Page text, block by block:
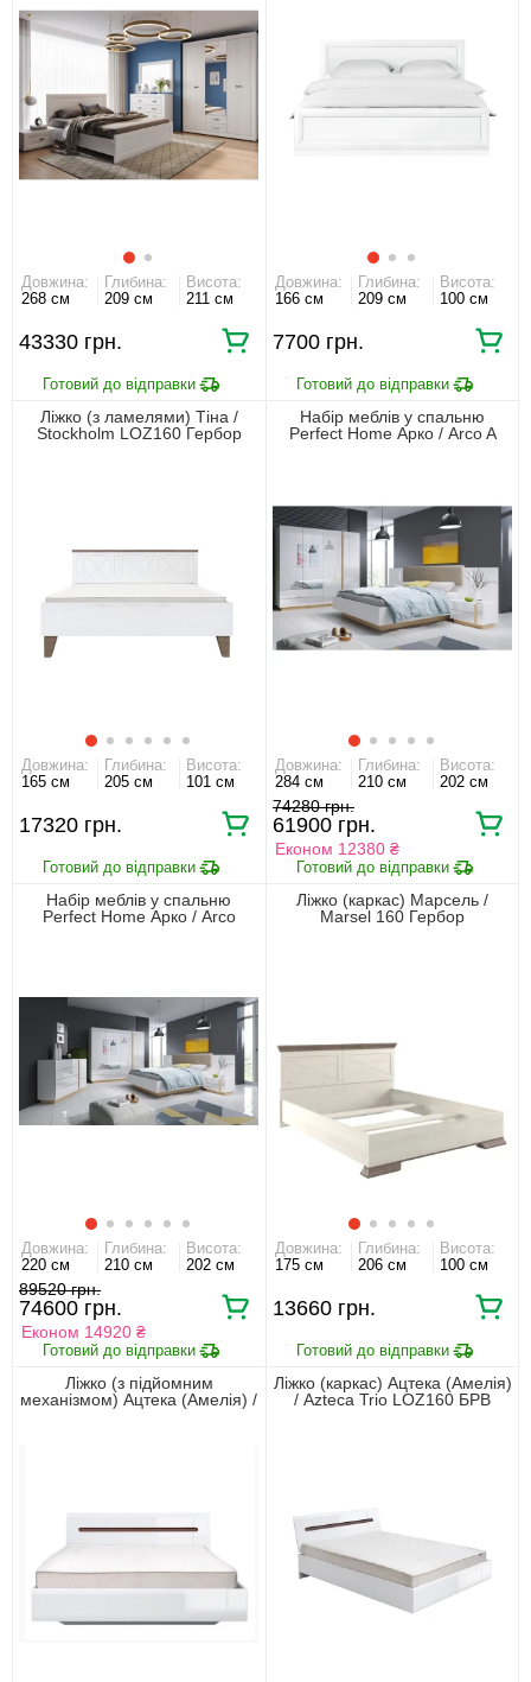
Довжина:
268 см
Глибина:
209 см
Висота:
211 см
43330 грн.
Довжина:
166 см
Глибина:
209 см
Висота:
100 см
7700 грн.
Ліжко (з ламелями) Тіна /
Stockholm LOZ160 Гербор
Довжина:
165 см
Глибина:
205 см
Висота:
101 см
17320 грн.
Набір меблів у спальню
Perfect Home Арко / Arco A
Довжина:
284 см
Глибина:
210 см
Висота:
202 см
74280 грн.
61900 грн.
Економ 12380 ₴
Набір меблів у спальню
Perfect Home Арко / Arco
Довжина:
220 см
Глибина:
210 см
Висота:
202 см
89520 грн.
74600 грн.
Економ 14920 ₴
Ліжко (каркас) Марсель /
Marsel 160 Гербор
Довжина:
175 см
Глибина:
206 см
Висота:
100 см
13660 грн.
Ліжко (з підйомним
механізмом) Ацтека (Амелія) /
Ліжко (каркас) Ацтека (Амелія)
/ Azteca Trio LOZ160 БРВ